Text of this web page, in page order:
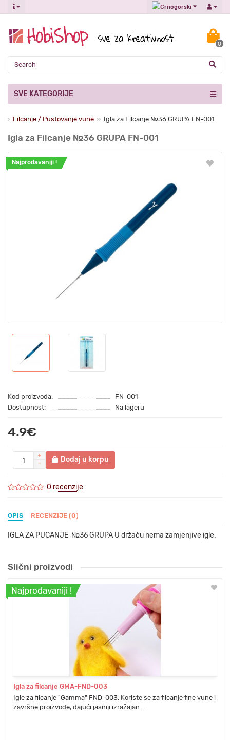
0
SVE KATEGORIJE
Filcanje / Pustovanje vune Igla za Filcanje №36 GRUPA FN-001
Igla za Filcanje №36 GRUPA FN-001
Najprodavaniji !
Kod proizvoda:
FN-001
Dostupnost:
Na lageru
4.9€
Dodaj u korpu
0 recenzije
OPIS RECENZIJE (0)
IGLA ZA PUCANJE №36 GRUPA U držaču nema zamjenjive igle.
Slični proizvodi
Najprodavaniji !
Igla za filcanje GMA-FND-003
Igle za filcanje "Gamma" FND-003. Koriste se za filcanje fine vune i
završne proizvode, dajući jasniji izražajan ..